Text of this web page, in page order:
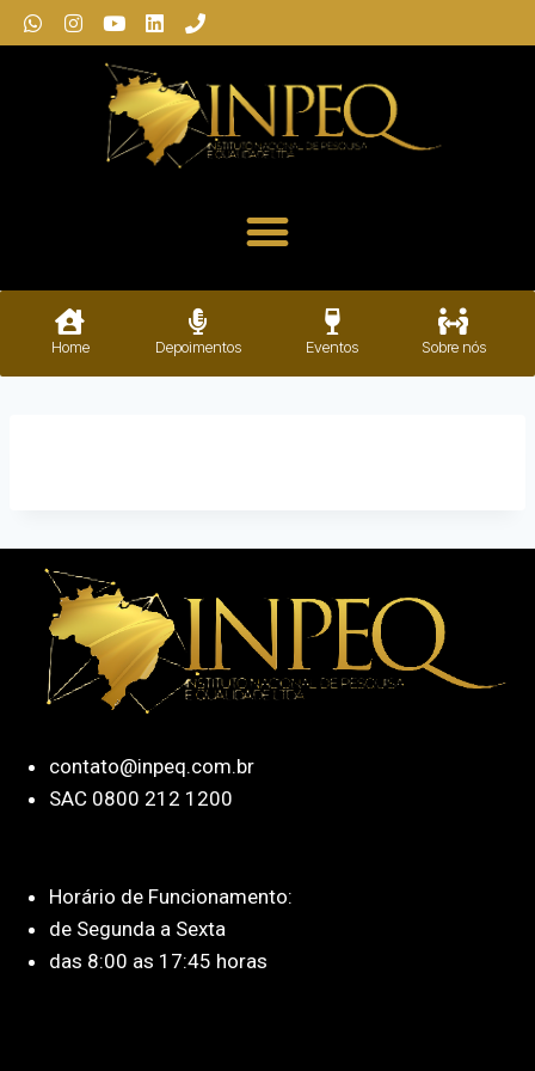
Home Depoimentos Eventos Sobre nós
contato@inpeq.com.br
SAC 0800 212 1200
Horário de Funcionamento:
de Segunda a Sexta
das 8:00 as 17:45 horas